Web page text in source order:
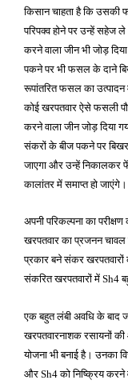
किसान चाहता है कि
परिपक्व होने पर उन्हें सहेज
करने वाला जीन भी जोड़
पकने पर भी फसल के दाने
रूपांतरित फसल का
कोई खरपतवार ऐसे फसली
करने वाला जीन जोड़ दिया
संकरों के बीज पकने पर
जाएगा और उन्हें निकालकर
कालांतर में समाप्त हो जाएंगे।
अपनी परिकल्पना का
खरपतवार का प्रजनन
प्रकार बने संकर
संकरित खरपतवारों में Sh4
एक बहुत लंबी अवधि के बाद
खरपतवारनाशक रसायनों
योजना भी बनाई है। उनका
और Sh4को निष्क्रिय करने